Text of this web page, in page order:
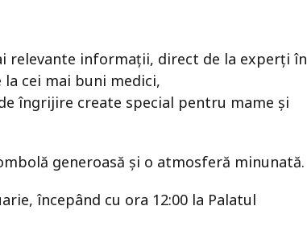
relevante informații, direct de la experți în
cei mai buni medici,
îngrijire create special pentru mame și
generoasă și o atmosferă minunată.
începând cu ora 12:00 la Palatul